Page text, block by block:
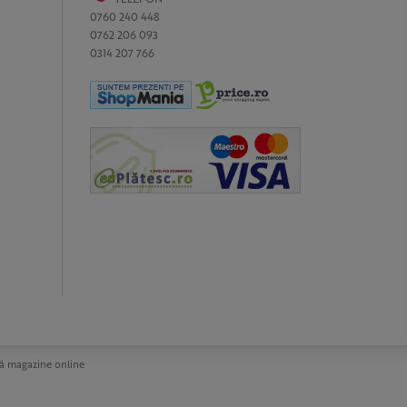
0760 240 448
0762 206 093
0314 207 766